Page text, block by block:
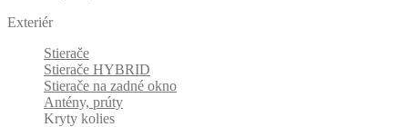
Exteriér
Stierače
Stierače HYBRID
Stierače na zadné okno
Antény, prúty
Kryty kolies